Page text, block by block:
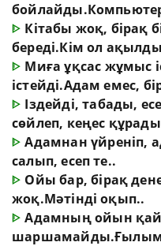
ᐈ Кітабы жоқ, бірақ
береді.Кім ол
ᐈ Миға ұқсас жұмыс
істейді.Адам емес,
ᐈ Іздейді, табады,
сөйлеп, кеңес
ᐈАдамнан үйреніп,
салып, есеп те..
ᐈ Ойы бар, бірақ
жоқ.Мәтінді оқып..
ᐈАдамның ойын